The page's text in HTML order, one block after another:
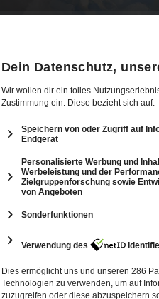
12
53 Min. Folge vom 04.12.2025